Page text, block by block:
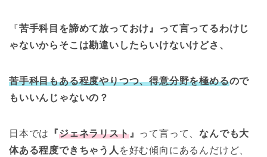
『苦手科目を諦めて放っておけ』って言ってるわけじ
ゃないからそこは勘違いしたらいけないけどさ、
苦手科目もある程度やりつつ、得意分野を極めるので
もいいんじゃないの？
日本では 『ジェネラリスト』 って言って、なんでも大
体ある程度できちゃう人 を好む傾向にあるんだけど、